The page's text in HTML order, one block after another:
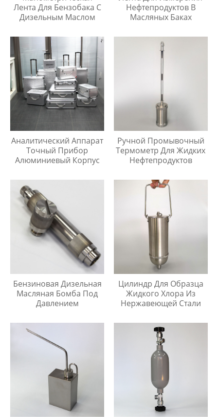
Лента Для Бензобака С
Дизельным Маслом
Нефтепродуктов В
Масляных Баках
Аналитический Аппарат
Точный Прибор
Алюминиевый Корпус
Ручной Промывочный
Термометр Для Жидких
Нефтепродуктов
Бензиновая Дизельная
Масляная Бомба Под
Давлением
Цилиндр Для Образца
Жидкого Хлора Из
Нержавеющей Стали